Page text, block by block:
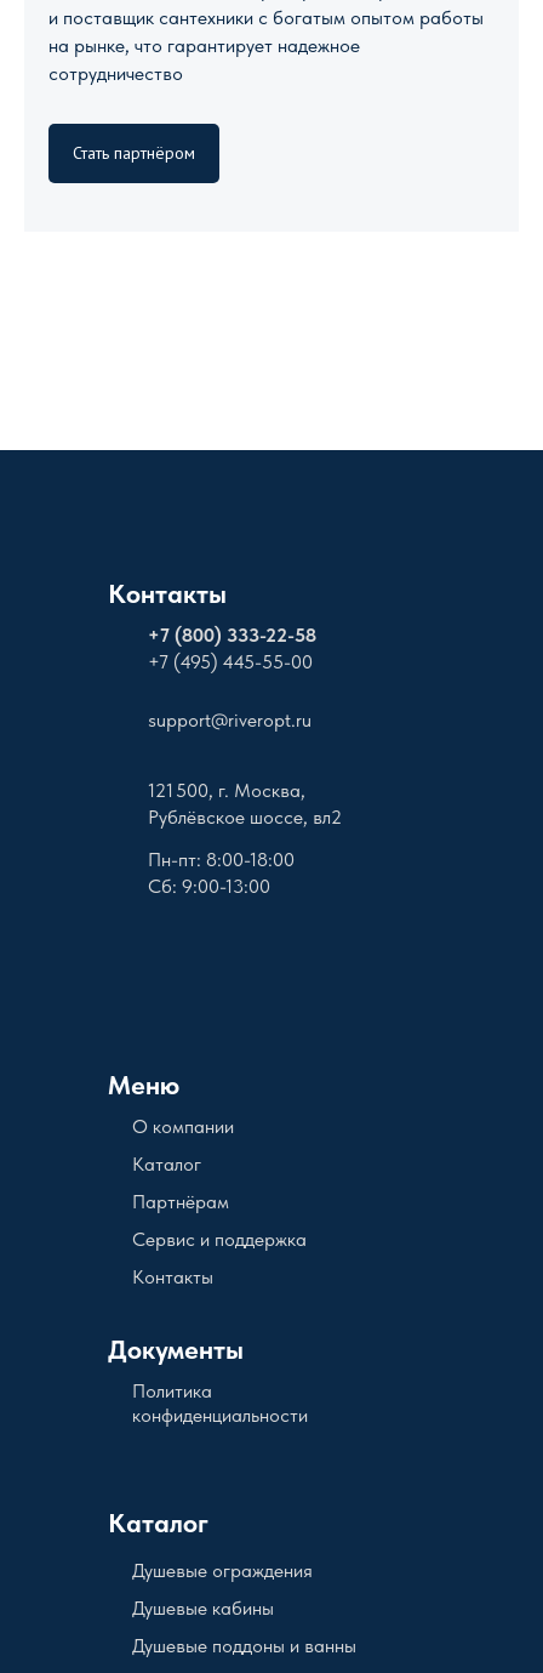
и поставщик сантехники с богатым опытом работы
на рынке, что гарантирует надежное
сотрудничество
Стать партнёром
Контакты
+7 (800) 333-22-58
+7 (495) 445-55-00
support@riveropt.ru
Меню
121 500, г. Москва,
Рублёвское шоссе, вл2
О компании
Документы
Пн-пт: 8:00-18:00
Сб: 9:00-13:00
Каталог
Политика
конфиденциальности
Партнёрам
Сервис и поддержка
Контакты
Каталог
Душевые кабины
Душевые поддоны и ванны
Душевые ограждения